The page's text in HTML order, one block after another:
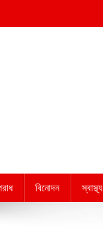
বিনোদন স্বাস্থ্য